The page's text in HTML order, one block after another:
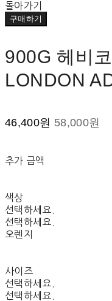
돌아가기
구매하기
900G 헤비
LONDON
46,400원 58,000원
추가 금액
색상
선택하세요.
선택하세요.
오렌지
사이즈
선택하세요.
선택하세요.